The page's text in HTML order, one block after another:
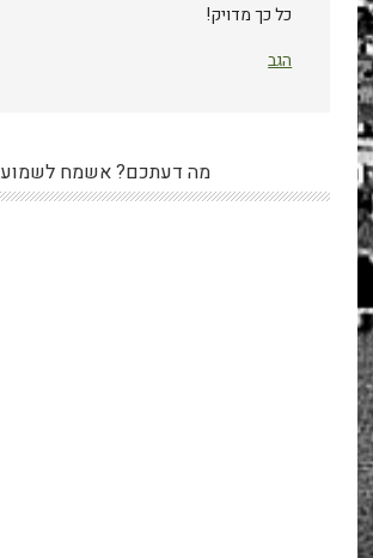
כל כך מדויק!
הגב
מה דעתכם? אשמח לשמוע